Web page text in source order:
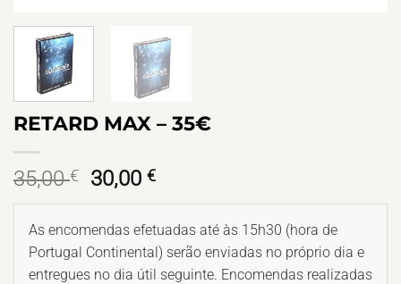
RETARD MAX – 35€
35,00€
O
preço
original
era:
35,00 €.
30,00€O
preço
atual
é:
30,00 €.
As encomendas efetuadas até às 15h30 (hora de
Portugal Continental) serão enviadas no próprio dia e
entregues no dia útil seguinte. Encomendas realizadas